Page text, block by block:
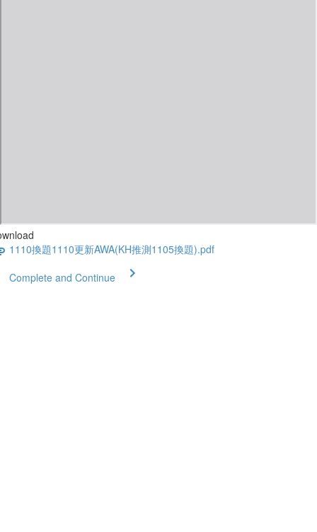
1110換題1110更新AWA(KH推測1105換題).pdf
Complete and Continue